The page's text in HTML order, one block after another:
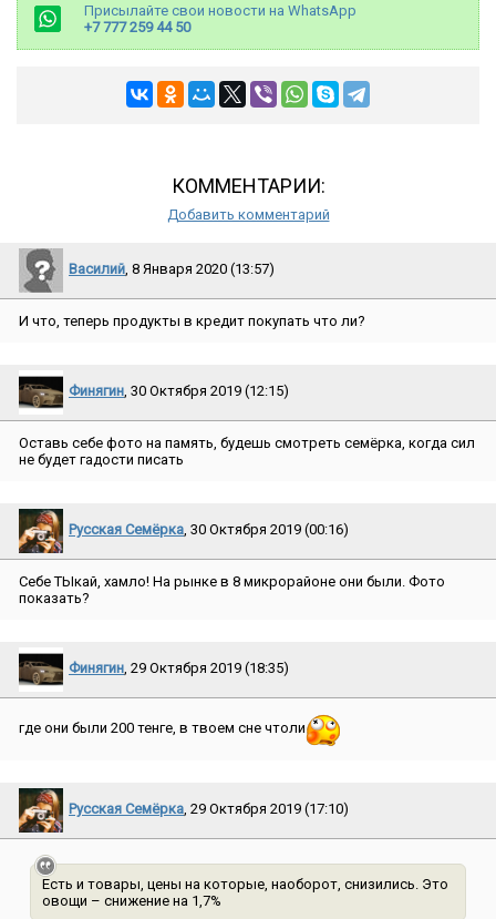
Присылайте свои новости на WhatsApp
+7 777 259 44 50
КОММЕНТАРИИ:
Добавить комментарий
Василий, 8 Января 2020 (13:57)
И что, теперь продукты в кредит покупать что ли?
Финягин, 30 Октября 2019 (12:15)
Оставь себе фото на память, будешь смотреть семёрка, когда сил
не будет гадости писать
Русская Семёрка, 30 Октября 2019 (00:16)
Себе ТЫкай, хамло! На рынке в 8 микрорайоне они были. Фото
показать?
Финягин, 29 Октября 2019 (18:35)
где они были 200 тенге, в твоем сне чтоли
Русская Семёрка, 29 Октября 2019 (17:10)
Есть и товары, цены на которые, наоборот, снизились. Это
овощи – снижение на 1,7%